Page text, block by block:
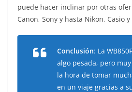
puede hacer inclinar por otras
Canon, Sony y hasta Nikon, Casio
Conclusión: La
algo pesada, pero
la hora de tomar
en un viaje gracias a